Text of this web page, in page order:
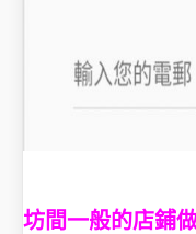
坊間一般的店鋪